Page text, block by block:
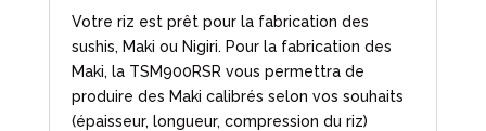
Votre riz est prêt pour la fabrication des
sushis, Maki ou Nigiri. Pour la fabrication des
Maki, la TSM900RSR vous permettra de
produire des Maki calibrés selon vos souhaits
(épaisseur, longueur, compression du riz)